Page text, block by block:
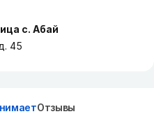
с. Абай
45
Отзывы